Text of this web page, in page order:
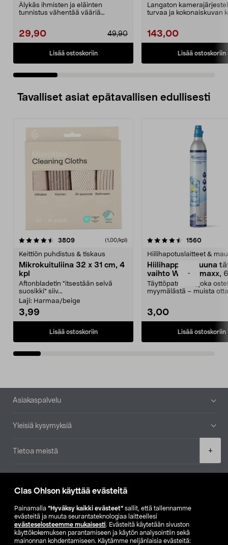
Clas Ohlson käyttää evästeitä
Painamalla ”Hyväksy kaikki evästeet” sallit, että tallennamme
evästeitä ja muuta seurantateknologiaa laitteellesi
evästeselosteemme mukaisesti. Evästeitä käytetään sivuston
käyttökokemuksen parantamiseen ja käytön analysointiin sekä
mainonnan kohdentamiseen. Käytämme neljänlaisia evästeitä:
-
+
sisäkäyttöön
Älykäs ihmisten ja eläinten
tunnistus vähentää vääriä
29,90 49,90
Lisää ostoskoriin
Langaton
turvaa ja kokonaiskuvan
143,00
Lisää ostoskoriin
Tavalliset asiat epätavallisen edullisesti
3809arvostelut (1,00/kpl)
Keittiön puhdistus & tiskaus
Mikrokuituliina 32 x 31 cm, 4
kpl
Aftonbladetin "itsestään selvä
suosikki" siiv...
Laji: Harmaa/beige
3,99
Lisää ostoskoriin
4.5viidestä
1560
Hiilihapotuslaitteet &
Hiilihappopatruuna
vaihto Wassermaxx,
Täyttöpatruuna, joka
myymälästä – muista
3,00
Lisää ostoskoriin
4.5viidestä
Alatunniste
Asiakaspalvelu
Yleisiä kysymyksiä
Tietoa meistä
Etsi myymälä